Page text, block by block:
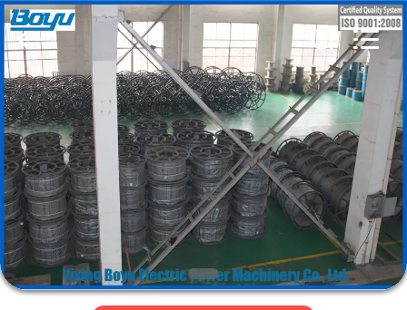
ΣΠΊΤΙ
ΠΡΟΪΌΝΤΑ
ΠΕΡΊΠΟΥ
ΕΜΕΊΣ
ΓΎΡΟΣ
2026
Yixing
Boyu
Electric
Power
Machinery
Co.,LTD.
All
Rights
Reserved.